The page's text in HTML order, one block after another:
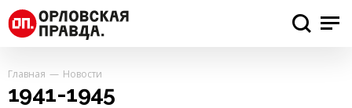
Главная Новости
1941-1945